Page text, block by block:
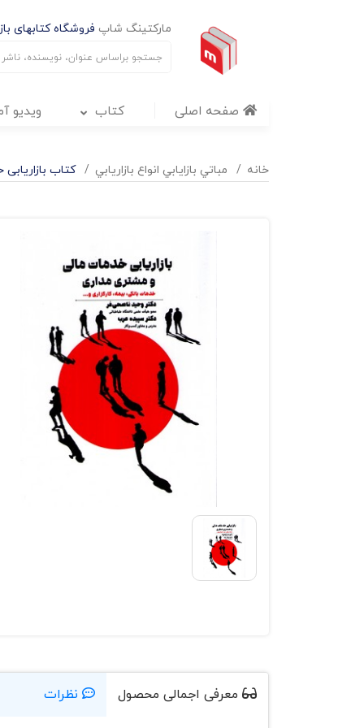
مارکتینگ شاپ فروشگاه کتابهای
صفحه اصلی کتاب ویدیو
خانه مباتي بازايابي انواع بازاريابي کتاب
معرفی اجمالی محصول نظرات